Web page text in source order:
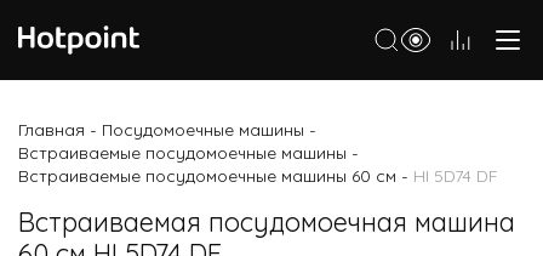
Морозильные камеры
Главная - Посудомоечные машины -
Встраиваемые посудомоечные машины -
Встраиваемые посудомоечные машины 60 см - HI 5D74 DF
Встраиваемая посудомоечная машина